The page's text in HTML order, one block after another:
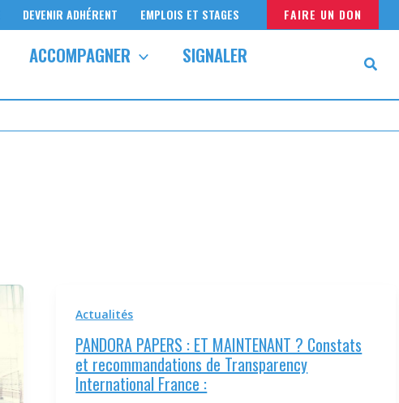
DEVENIR ADHÉRENT EMPLOIS ET STAGES FAIRE UN DON
ACCOMPAGNER SIGNALER
Actualités
PANDORA PAPERS : ET MAINTENANT ? Constats
et recommandations de Transparency
International France :